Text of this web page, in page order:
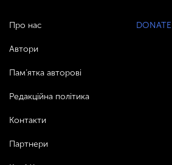
Про нас
Автори
Пам’ятка авторові
Редакційна політика
Контакти
Партнери
DONATE